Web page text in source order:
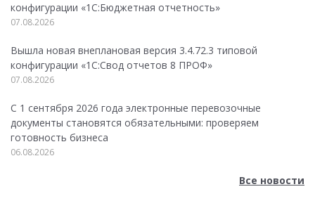
конфигурации «1C:Бюджетная отчетность»
07.08.2026
Вышла новая внеплановая версия 3.4.72.3 типовой
конфигурации «1C:Свод отчетов 8 ПРОФ»
07.08.2026
С 1 сентября 2026 года электронные перевозочные
документы становятся обязательными: проверяем
готовность бизнеса
06.08.2026
Все новости